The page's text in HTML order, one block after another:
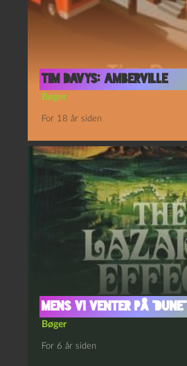
Tim Davys: Amberville
Bøger
For 18 år siden
Mens vi venter på “Dune”
Bøger
For 6 år siden